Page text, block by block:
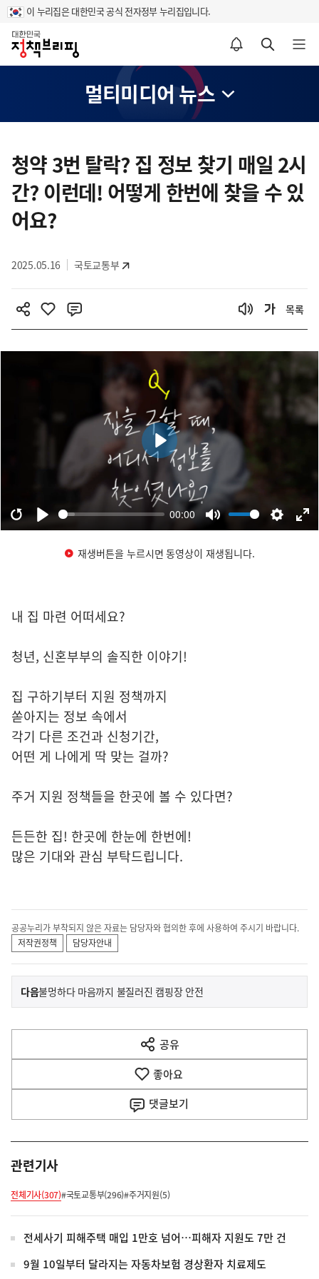
이 누리집은 대한민국 공식 전자정부 누리집입니다.
홈
알림설정 바로가기 검색 바로가기 메뉴 열기
멀티미디어 뉴스
텐
츠
영
역
청약 3번 탈락? 집 정보 찾기 매일 2시
간? 이런데! 어떻게 한번에 찾을 수 있
어요?
2025.05.16 국토교통부
목록
재생버튼을 누르시면 동영상이 재생됩니다.
내 집 마련 어떠세요?
청년, 신혼부부의 솔직한 이야기!
집 구하기부터 지원 정책까지
쏟아지는 정보 속에서
각기 다른 조건과 신청기간,
어떤 게 나에게 딱 맞는 걸까?
주거 지원 정책들을 한곳에 볼 수 있다면?
든든한 집! 한곳에 한눈에 한번에!
많은 기대와 관심 부탁드립니다.
공공누리가 부착되지 않은 자료는 담당자와 협의한 후에 사용하여 주시기 바랍니다.
저작권정책
담당자안내
이
전
다
음
다음기
사
불멍하다 마음까지 불질러진 캠핑장 안전
공유
열
기
좋아요
댓글보기
관련기사
전체기사(307)#국토교통부(296)#주거지원(5)
전세사기 피해주택 매입 1만호 넘어…피해자 지원도 7만 건
9월 10일부터 달라지는 자동차보험 경상환자 치료제도